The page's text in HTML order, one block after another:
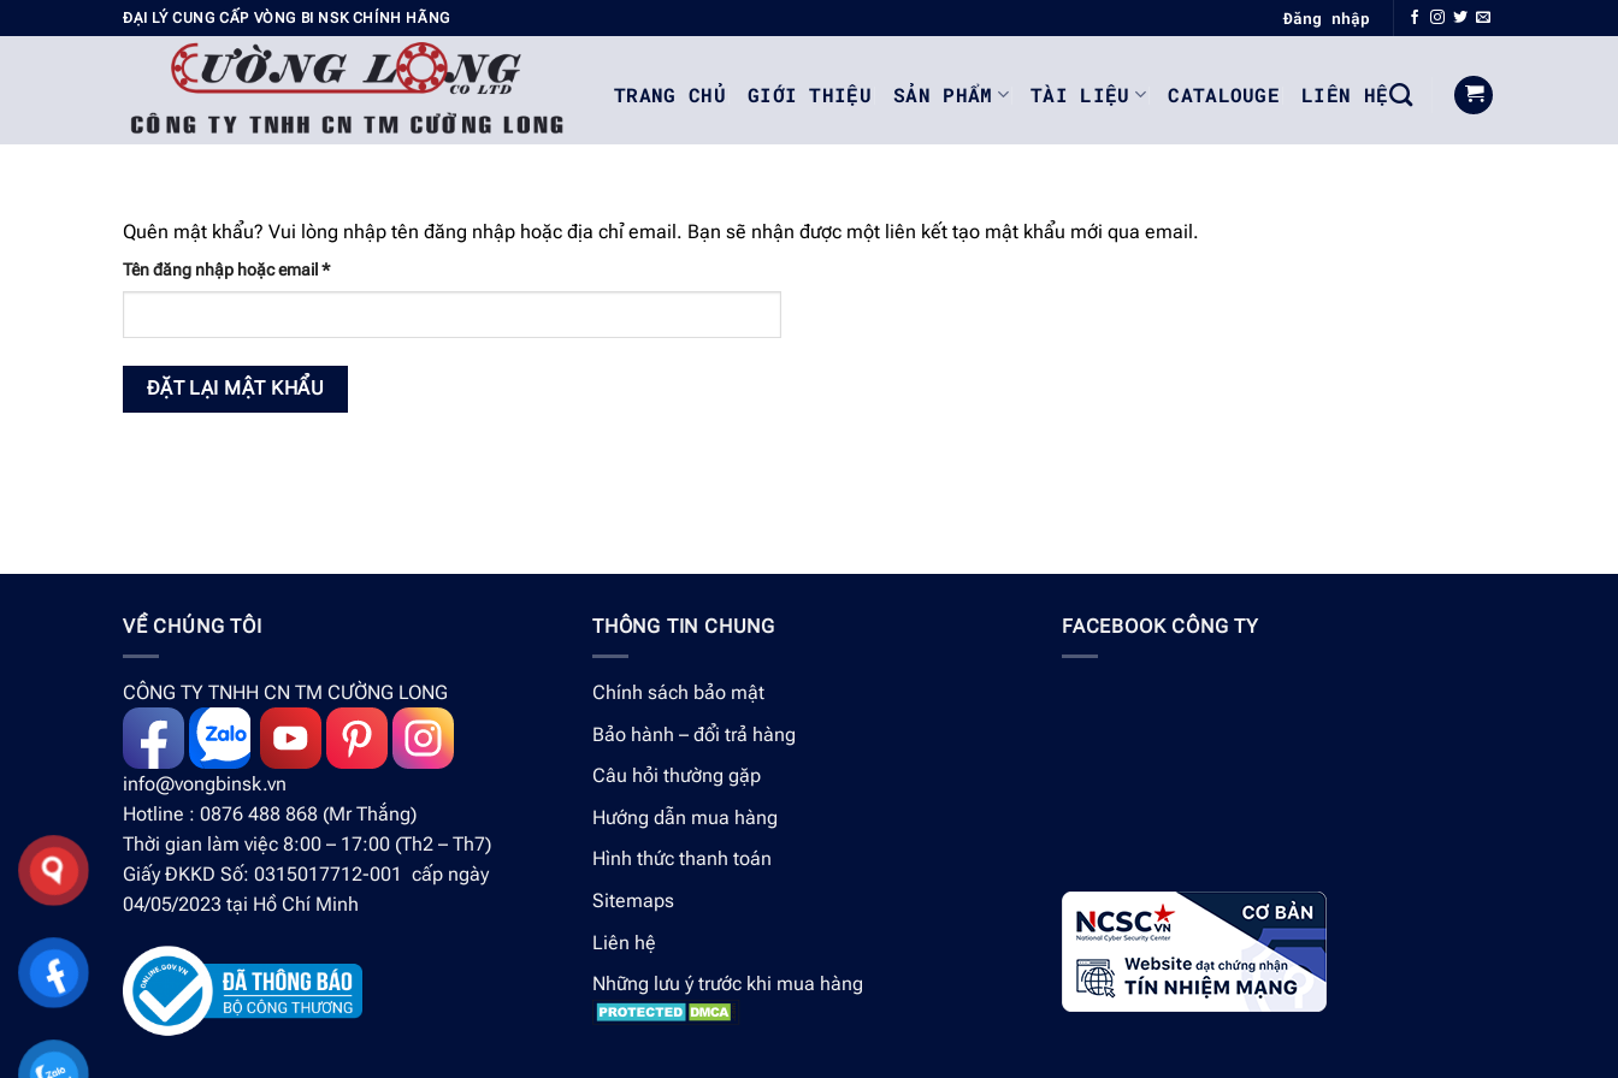
đến
ĐẠI LÝ CUNG CẤP VÒNG BI NSK CHÍNH HÃNG Đăng nhập
TRANG CHỦ GIỚI THIỆU SẢN PHẨM TÀI LIỆU CATALOUGE LIÊN HỆ
Quên mật khẩu? Vui lòng nhập tên đăng nhập hoặc địa chỉ email. Bạn sẽ nhận được một liên kết tạo mật khẩu mới qua email.
Tên đăng nhập hoặc email *Bắt
buộc
ĐẶT LẠI MẬT KHẨU
VỀ CHÚNG TÔI
CÔNG TY TNHH CN TM CƯỜNG LONG
info@vongbinsk.vn
Hotline : 0876 488 868 (Mr Thắng)
Thời gian làm việc 8:00 – 17:00 (Th2 – Th7)
Giấy ĐKKD Số: 0315017712-001 cấp ngày
04/05/2023 tại Hồ Chí Minh
THÔNG TIN CHUNG
Chính sách bảo mật
Bảo hành – đổi trả hàng
Câu hỏi thường gặp
Hướng dẫn mua hàng
Hình thức thanh toán
Sitemaps
Liên hệ
Những lưu ý trước khi mua hàng
FACEBOOK CÔNG TY